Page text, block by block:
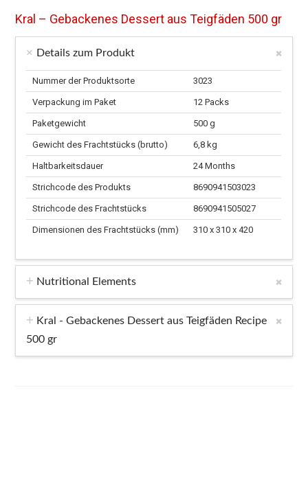
Kral – Gebackenes Dessert aus Teigfäden 500 gr
Details zum Produkt
Nummer der Produktsorte 3023
Verpackung im Paket 12 Packs
Paketgewicht 500 g
Gewicht des Frachtstücks (brutto) 6,8 kg
Haltbarkeitsdauer 24 Months
Strichcode des Produkts 8690941503023
Strichcode des Frachtstücks 8690941505027
Dimensionen des Frachtstücks (mm) 310 x 310 x 420
Nutritional Elements
Kral - Gebackenes Dessert aus Teigfäden Recipe
500 gr